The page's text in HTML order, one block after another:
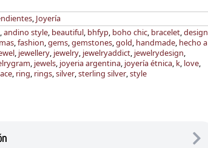
, Joyería
,andino style, beautiful, bhfyp, boho chic, bracelet,design
,fashion,gems,gemstones,gold, handmade, hecho a
, jewellery, jewelry, jewelryaddict, jewelrydesign,
, jewels, joyeria argentina, joyería étnica, k, love,
, ring, rings,silver,sterling silver,style